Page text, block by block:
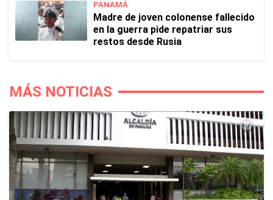
PANAMÁ
Madre de joven colonense fallecido
en la guerra pide repatriar sus
restos desde Rusia
MÁS NOTICIAS